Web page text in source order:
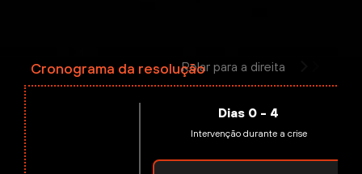
Rolar para a direita
Cronograma da resolução
Dias 0 - 4
Intervenção durante a crise